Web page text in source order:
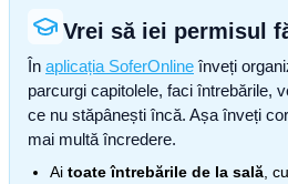
Vrei să iei permisul
În aplicația SoferOnline înveți
parcurgi capitolele, faci întrebările,
ce nu stăpânești încă. Așa înveți
mai multă încredere.
Ai toate întrebările de la sală ,